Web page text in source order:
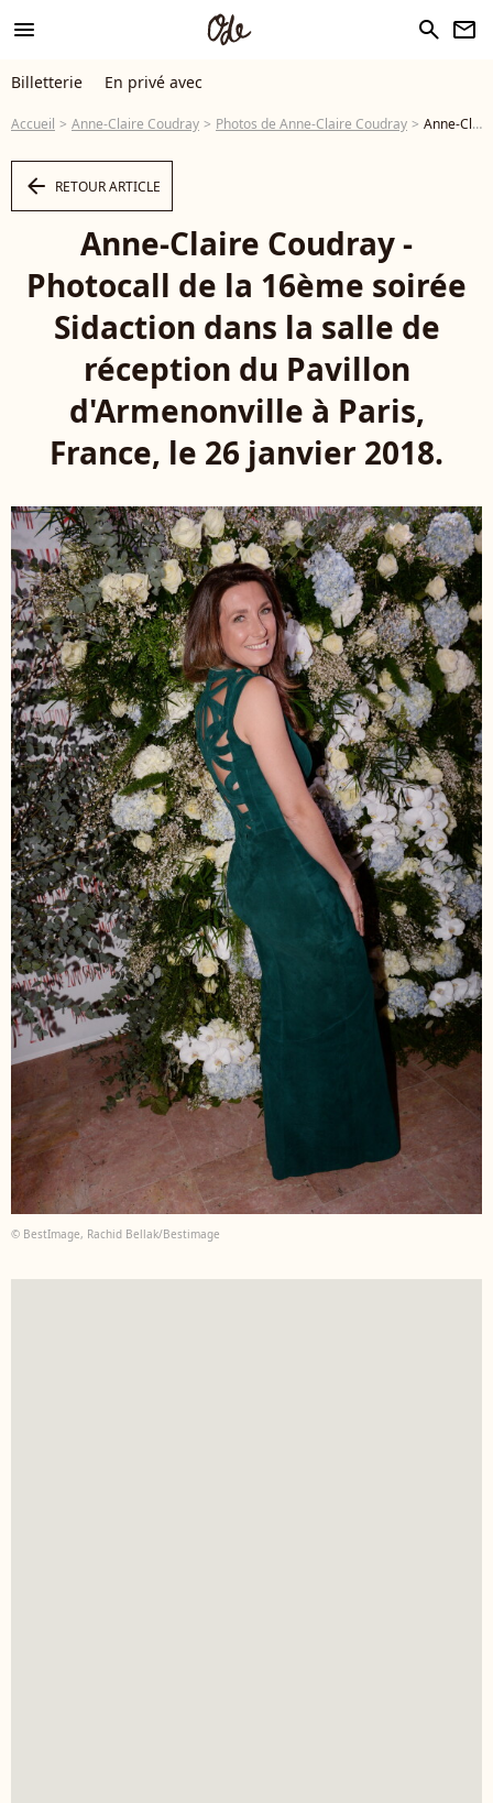
menu search newsletter
Billetterie En privé avec
Accueil Anne-Claire Coudray Photos de Anne-Claire Coudray Anne-Claire Coudray - Photocall de la 16ème soirée Sidaction dans la salle de réception du Pavillon d'Armenonville à Paris, France, le 26 janvier 2018. © Rachid Bellak/Bestimage - Photo
arrow_left RETOUR ARTICLE
Anne-Claire Coudray -
Photocall de la 16ème soirée
Sidaction dans la salle de
réception du Pavillon
d'Armenonville à Paris,
France, le 26 janvier 2018.
© BestImage, Rachid Bellak/Bestimage